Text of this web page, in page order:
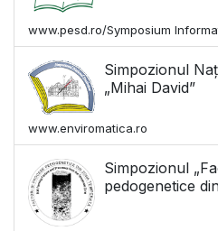
www.pesd.ro/Symposium
Simpozionul
„Mihai David”
www.enviromatica.ro
Simpozionul
pedogenetice